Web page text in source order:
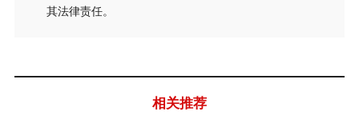
其法律责任。
相关推荐